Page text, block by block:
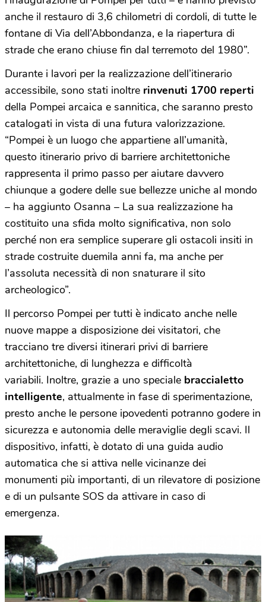
anche il restauro di 3,6 chilometri di cordoli, di tutte le
fontane di Via dell’Abbondanza, e la riapertura di
strade che erano chiuse fin dal terremoto del 1980”.
Durante i lavori per la realizzazione dell’itinerario
accessibile, sono stati inoltre rinvenuti 1700 reperti
della Pompei arcaica e sannitica, che saranno presto
catalogati in vista di una futura valorizzazione.
“Pompei è un luogo che appartiene all’umanità,
questo itinerario privo di barriere architettoniche
rappresenta il primo passo per aiutare davvero
chiunque a godere delle sue bellezze uniche al mondo
– ha aggiunto Osanna – La sua realizzazione ha
costituito una sfida molto significativa, non solo
perché non era semplice superare gli ostacoli insiti in
strade costruite duemila anni fa, ma anche per
l’assoluta necessità di non snaturare il sito
archeologico”.
Il percorso Pompei per tutti è indicato anche nelle
nuove mappe a disposizione dei visitatori, che
tracciano tre diversi itinerari privi di barriere
architettoniche, di lunghezza e difficoltà
variabili. Inoltre, grazie a uno speciale braccialetto
intelligente, attualmente in fase di sperimentazione,
presto anche le persone ipovedenti potranno godere in
sicurezza e autonomia delle meraviglie degli scavi. Il
dispositivo, infatti, è dotato di una guida audio
automatica che si attiva nelle vicinanze dei
monumenti più importanti, di un rilevatore di posizione
e di un pulsante SOS da attivare in caso di
emergenza.